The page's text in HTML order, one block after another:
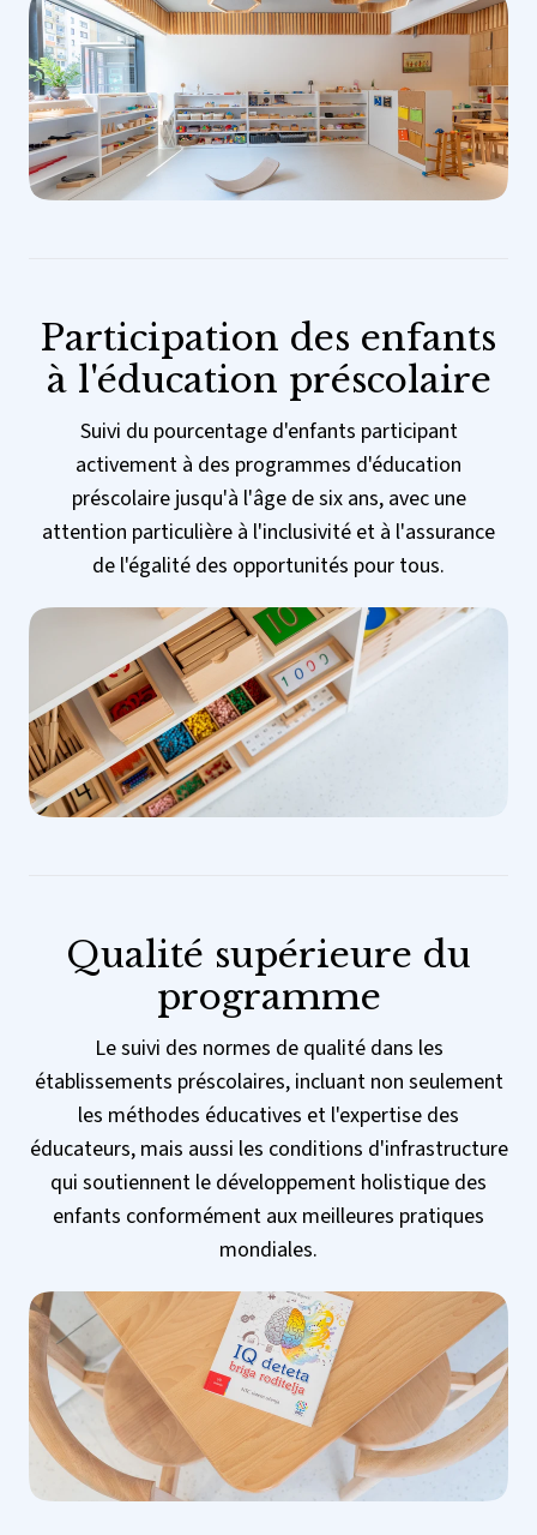
Participation des enfants
à l'éducation préscolaire
Suivi du pourcentage d'enfants participant
activement à des programmes d'éducation
préscolaire jusqu'à l'âge de six ans, avec une
attention particulière à l'inclusivité et à l'assurance
de l'égalité des opportunités pour tous.
Qualité supérieure du
programme
Le suivi des normes de qualité dans les
établissements préscolaires, incluant non seulement
les méthodes éducatives et l'expertise des
éducateurs, mais aussi les conditions d'infrastructure
qui soutiennent le développement holistique des
enfants conformément aux meilleures pratiques
mondiales.